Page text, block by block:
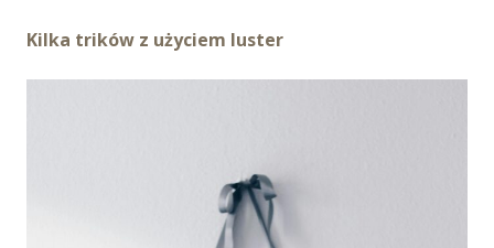
Kilka trików z użyciem luster